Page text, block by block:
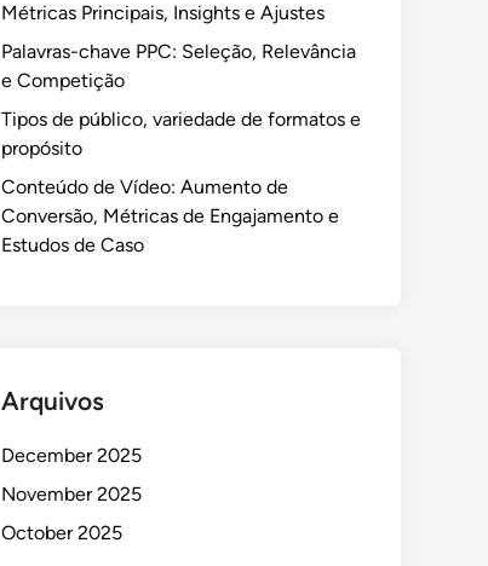
Métricas Principais, Insights e Ajustes
Palavras-chave PPC: Seleção, Relevância
e Competição
Tipos de público, variedade de formatos e
propósito
Conteúdo de Vídeo: Aumento de
Conversão, Métricas de Engajamento e
Estudos de Caso
Arquivos
December 2025
November 2025
October 2025